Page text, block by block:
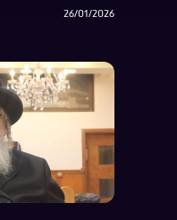
26/01/2026